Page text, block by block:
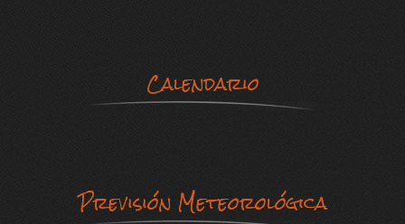
Calendario
Previsión Meteorológica